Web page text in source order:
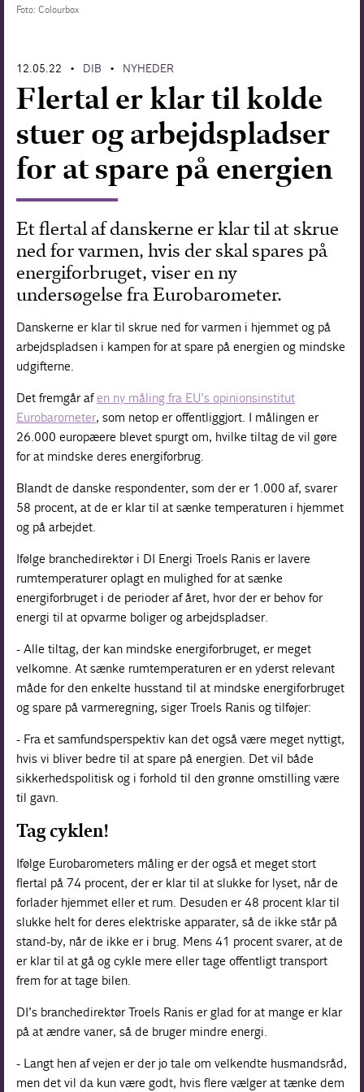
Foto: Colourbox
12.05.22 • DIB • NYHEDER
Flertal er klar til kolde
stuer og arbejdspladser
for at spare på energien
Et flertal af danskerne er klar til at skrue
ned for varmen, hvis der skal spares på
energiforbruget, viser en ny
undersøgelse fra Eurobarometer.
Danskerne er klar til skrue ned for varmen i hjemmet og på
arbejdspladsen i kampen for at spare på energien og mindske
udgifterne.
Det fremgår afen ny måling fra EU’s opinionsinstitut
Eurobarometer, som netop er offentliggjort. I målingen er
26.000 europæere blevet spurgt om, hvilke tiltag de vil gøre
for at mindske deres energiforbrug.
Blandt de danske respondenter, som der er 1.000 af, svarer
58 procent, at de er klar til at sænke temperaturen i hjemmet
og på arbejdet.
Ifølge branchedirektør i DI Energi Troels Ranis er lavere
rumtemperaturer oplagt en mulighed for at sænke
energiforbruget i de perioder af året, hvor der er behov for
energi til at opvarme boliger og arbejdspladser.
- Alle tiltag, der kan mindske energiforbruget, er meget
velkomne. At sænke rumtemperaturen er en yderst relevant
måde for den enkelte husstand til at mindske energiforbruget
og spare på varmeregning, siger Troels Ranis og tilføjer:
- Fra et samfundsperspektiv kan det også være meget nyttigt,
hvis vi bliver bedre til at spare på energien. Det vil både
sikkerhedspolitisk og i forhold til den grønne omstilling være
til gavn.
Tag cyklen!
Ifølge Eurobarometers måling er der også et meget stort
flertal på 74 procent, der er klar til at slukke for lyset, når de
forlader hjemmet eller et rum. Desuden er 48 procent klar til
slukke helt for deres elektriske apparater, så de ikke står på
stand-by, når de ikke er i brug. Mens 41 procent svarer, at de
er klar til at gå og cykle mere eller tage offentligt transport
frem for at tage bilen.
DI’s branchedirektør Troels Ranis er glad for at mange er klar
på at ændre vaner, så de bruger mindre energi.
- Langt hen af vejen er der jo tale om velkendte husmandsråd,
men det vil da kun være godt, hvis flere vælger at tænke dem